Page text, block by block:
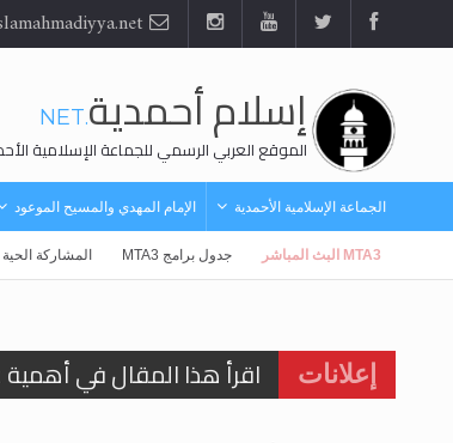
إسلام أحمدية.NET
الموقع العربي الرسمي للجماعة الإسلامية
الجماعة الإسلامية الأحمدية الإمام المهدي والمسيح الموعود
MTA3 البث المباشر جدول برامج MTA3 المشاركة الحية
إعلانات
اقرأ هذا المقال في